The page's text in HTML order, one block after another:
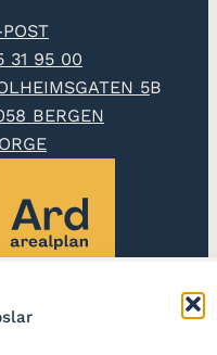
31 95 00
5B
BERGEN
arealplan